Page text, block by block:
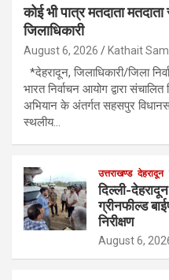
कोई भी पात्र मतदाता
जिलाधिकारी
August 6, 2026 Kathait
*देहरादून, जिलाधिकारी/जिला
भारत निर्वाचन आयोग द्वारा
अभियान के अंतर्गत सहसपुर
स्थलीय…
उत्तराखण्ड देहरादून
दिल्ली-
ग्रीनफील्ड
निरीक्षण
August 6,